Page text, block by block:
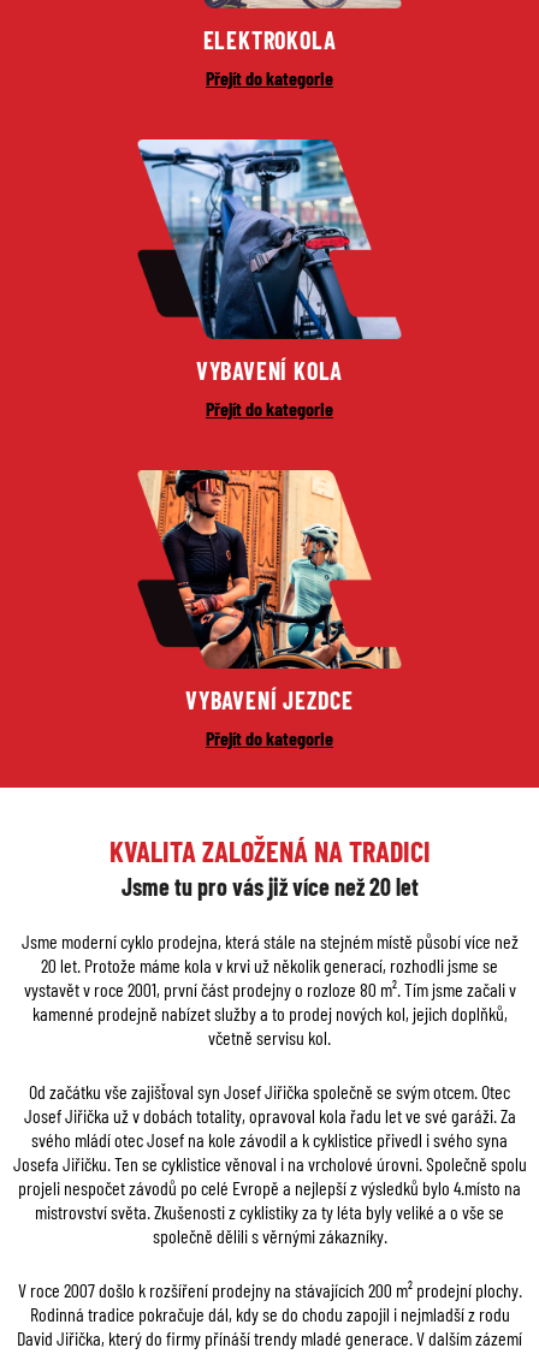
ELEKTROKOLA
Přejít do kategorie
VYBAVENÍ KOLA
Přejít do kategorie
VYBAVENÍ JEZDCE
Přejít do kategorie
KVALITA ZALOŽENÁ NA TRADICI
Jsme tu pro vás již více než 20 let
Jsme moderní cyklo prodejna, která stále na stejném místě působí více než
20 let. Protože máme kola v krvi už několik generací, rozhodli jsme se
vystavět v roce 2001, první část prodejny o rozloze 80 m². Tím jsme začali v
kamenné prodejně nabízet služby a to prodej nových kol, jejich doplňků,
včetně servisu kol.
Od začátku vše zajišťoval syn Josef Jiřička společně se svým otcem. Otec
Josef Jiřička už v dobách totality, opravoval kola řadu let ve své garáži. Za
svého mládí otec Josef na kole závodil a k cyklistice přivedl i svého syna
Josefa Jiřičku. Ten se cyklistice věnoval i na vrcholové úrovni. Společně spolu
projeli nespočet závodů po celé Evropě a nejlepší z výsledků bylo 4.místo na
mistrovství světa. Zkušenosti z cyklistiky za ty léta byly veliké a o vše se
společně dělili s věrnými zákazníky.
V roce 2007 došlo k rozšíření prodejny na stávajících 200 m² prodejní plochy.
Rodinná tradice pokračuje dál, kdy se do chodu zapojil i nejmladší z rodu
David Jiřička, který do firmy přínáší trendy mladé generace. V dalším zázemí